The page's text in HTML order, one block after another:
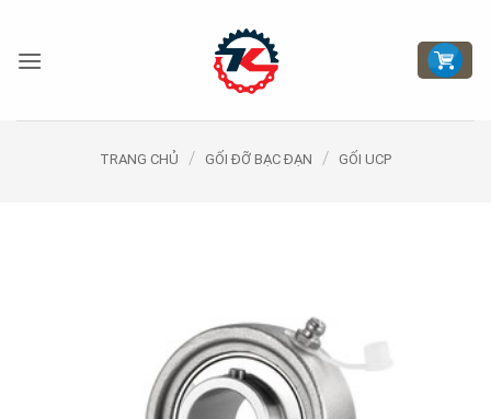
nội
TRANG CHỦ / GỐI ĐỠ BẠC ĐẠN / GỐI UCP